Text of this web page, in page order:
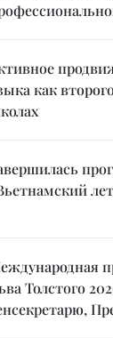
как
Толстого